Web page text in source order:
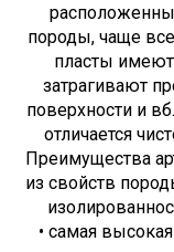
породы, чаще
пласты
затрагивают
поверхности и
отличается
Преимущества
из свойств
• самая